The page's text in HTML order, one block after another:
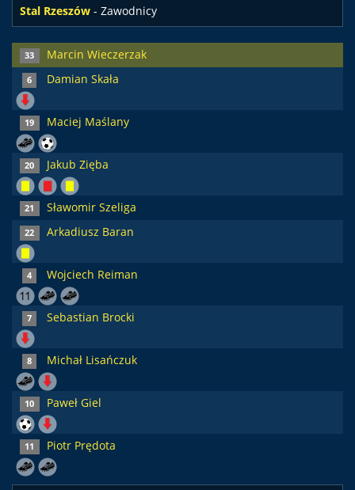
Stal Rzeszów - Zawodnicy
33 Marcin Wieczerzak
6 Damian Skała
19 Maciej Maślany
20 Jakub Zięba
21 Sławomir Szeliga
22 Arkadiusz Baran
4 Wojciech Reiman
7 Sebastian Brocki
8 Michał Lisańczuk
10 Paweł Giel
11 Piotr Prędota